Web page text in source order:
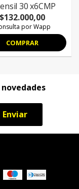
30 x6CMP
$132.000,00
por Wapp
COMPRAR
Enviar